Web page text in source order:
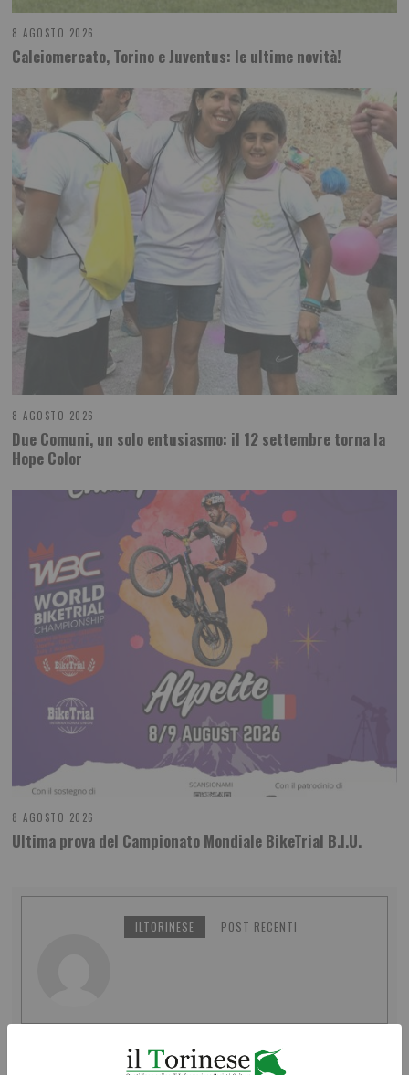
8 AGOSTO 2026
Calciomercato, Torino e Juventus: le ultime novità!
8 AGOSTO 2026
Due Comuni, un solo entusiasmo: il 12 settembre torna la
Hope Color
8 AGOSTO 2026
Ultima prova del Campionato Mondiale BikeTrial B.I.U.
ILTORINESE POST RECENTI